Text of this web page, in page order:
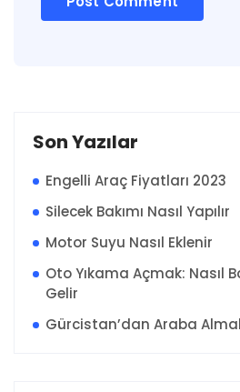
Son Yazılar
Engelli Araç Fiyatları 2023
Silecek Bakımı Nasıl Yapılır
Motor Suyu Nasıl Eklenir
Oto Yıkama Açmak: Nasıl
Gelir
Gürcistan’dan Araba